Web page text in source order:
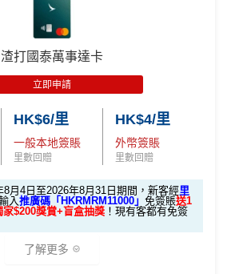
月1日至8月31日
里先生申請中銀Cheers Card，並於
賬滿HK$100，額外送$500⾥先⽣
Store禮品卡/ 超市現⾦券)
MrMiles.hk/boc-cheers-apply
boc-cheers-form/
form先有額外獎賞㗎！
2026年12月31日
渣打國泰萬事達卡
立即申請
HK$6/里
一般本地簽賬
里數回贈
HK$4/里
外幣簽賬
里數回贈
8月4日至2026年8月31日期間，新客經里
入 推廣碼「HKRMRM11000」 免簽賬送1
$200獎賞+盲盒抽獎 ！現有客都有免簽
了解更多